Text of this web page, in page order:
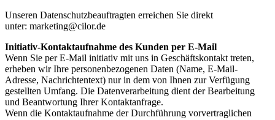
Unseren Datenschutzbeauftragten erreichen Sie direkt
unter: marketing@cilor.de
Initiativ-Kontaktaufnahme des Kunden per E-Mail
Wenn Sie per E-Mail initiativ mit uns in Geschäftskontakt treten,
erheben wir Ihre personenbezogenen Daten (Name, E-Mail-
Adresse, Nachrichtentext) nur in dem von Ihnen zur Verfügung
gestellten Umfang. Die Datenverarbeitung dient der Bearbeitung
und Beantwortung Ihrer Kontaktanfrage.
Wenn die Kontaktaufnahme der Durchführung vorvertraglichen